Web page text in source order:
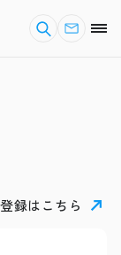
録はこちら